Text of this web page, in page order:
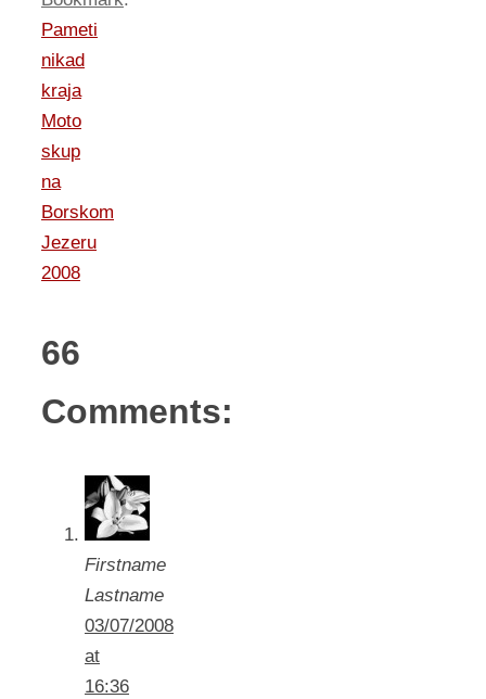
Pameti
nikad
kraja
Moto
skup
na
Borskom
Jezeru
2008
66
Comments:
Firstname
Lastname
03/07/2008
at
16:36